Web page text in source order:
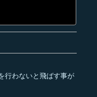
行わないと飛ばす事が